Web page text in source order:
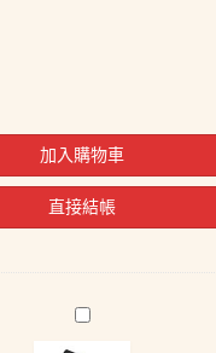
加入購物車
直接結帳
樹